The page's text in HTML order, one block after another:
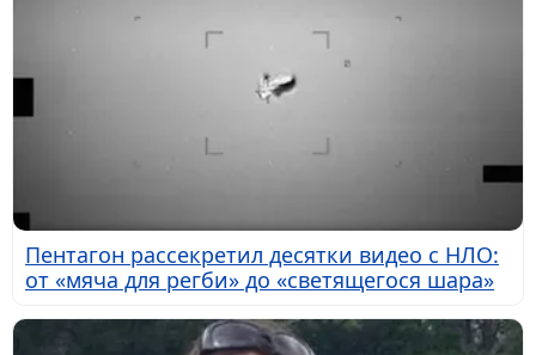
Пентагон рассекретил десятки видео с НЛО:
от «мяча для регби» до «светящегося шара»